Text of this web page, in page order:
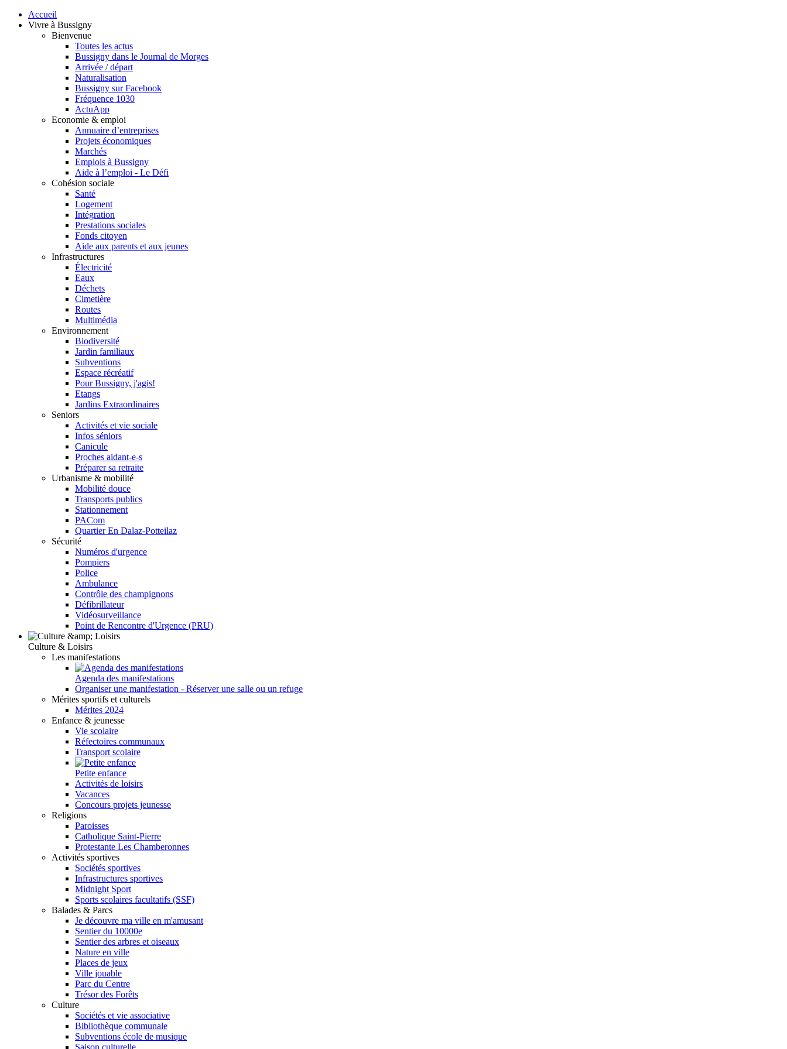
Accueil
Vivre à Bussigny
Bienvenue
Toutes les actus
Bussigny dans le Journal de Morges
Arrivée / départ
Naturalisation
Bussigny sur Facebook
Fréquence 1030
ActuApp
Economie & emploi
Annuaire d’entreprises
Projets économiques
Marchés
Emplois à Bussigny
Aide à l’emploi - Le Défi
Cohésion sociale
Santé
Logement
Intégration
Prestations sociales
Fonds citoyen
Aide aux parents et aux jeunes
Infrastructures
Électricité
Eaux
Déchets
Cimetière
Routes
Multimédia
Environnement
Biodiversité
Jardin familiaux
Subventions
Espace récréatif
Pour Bussigny, j'agis!
Etangs
Jardins Extraordinaires
Seniors
Activités et vie sociale
Infos séniors
Canicule
Proches aidant-e-s
Préparer sa retraite
Urbanisme & mobilité
Mobilité douce
Transports publics
Stationnement
PACom
Quartier En Dalaz-Potteilaz
Sécurité
Numéros d'urgence
Pompiers
Police
Ambulance
Contrôle des champignons
Défibrillateur
Vidéosurveillance
Point de Rencontre d'Urgence (PRU)
Culture & Loisirs
Les manifestations
Agenda des manifestations
Organiser une manifestation - Réserver une salle ou un refuge
Mérites sportifs et culturels
Mérites 2024
Enfance & jeunesse
Vie scolaire
Réfectoires communaux
Transport scolaire
Petite enfance
Activités de loisirs
Vacances
Concours projets jeunesse
Religions
Paroisses
Catholique Saint-Pierre
Protestante Les Chamberonnes
Activités sportives
Sociétés sportives
Infrastructures sportives
Midnight Sport
Sports scolaires facultatifs (SSF)
Balades & Parcs
Je découvre ma ville en m'amusant
Sentier du 10000e
Sentier des arbres et oiseaux
Nature en ville
Places de jeux
Ville jouable
Parc du Centre
Trésor des Forêts
Culture
Sociétés et vie associative
Bibliothèque communale
Subventions école de musique
Saison culturelle